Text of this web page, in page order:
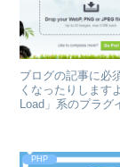
ブログの記事に必
くなったりします
Load」系のプラグ
PHP